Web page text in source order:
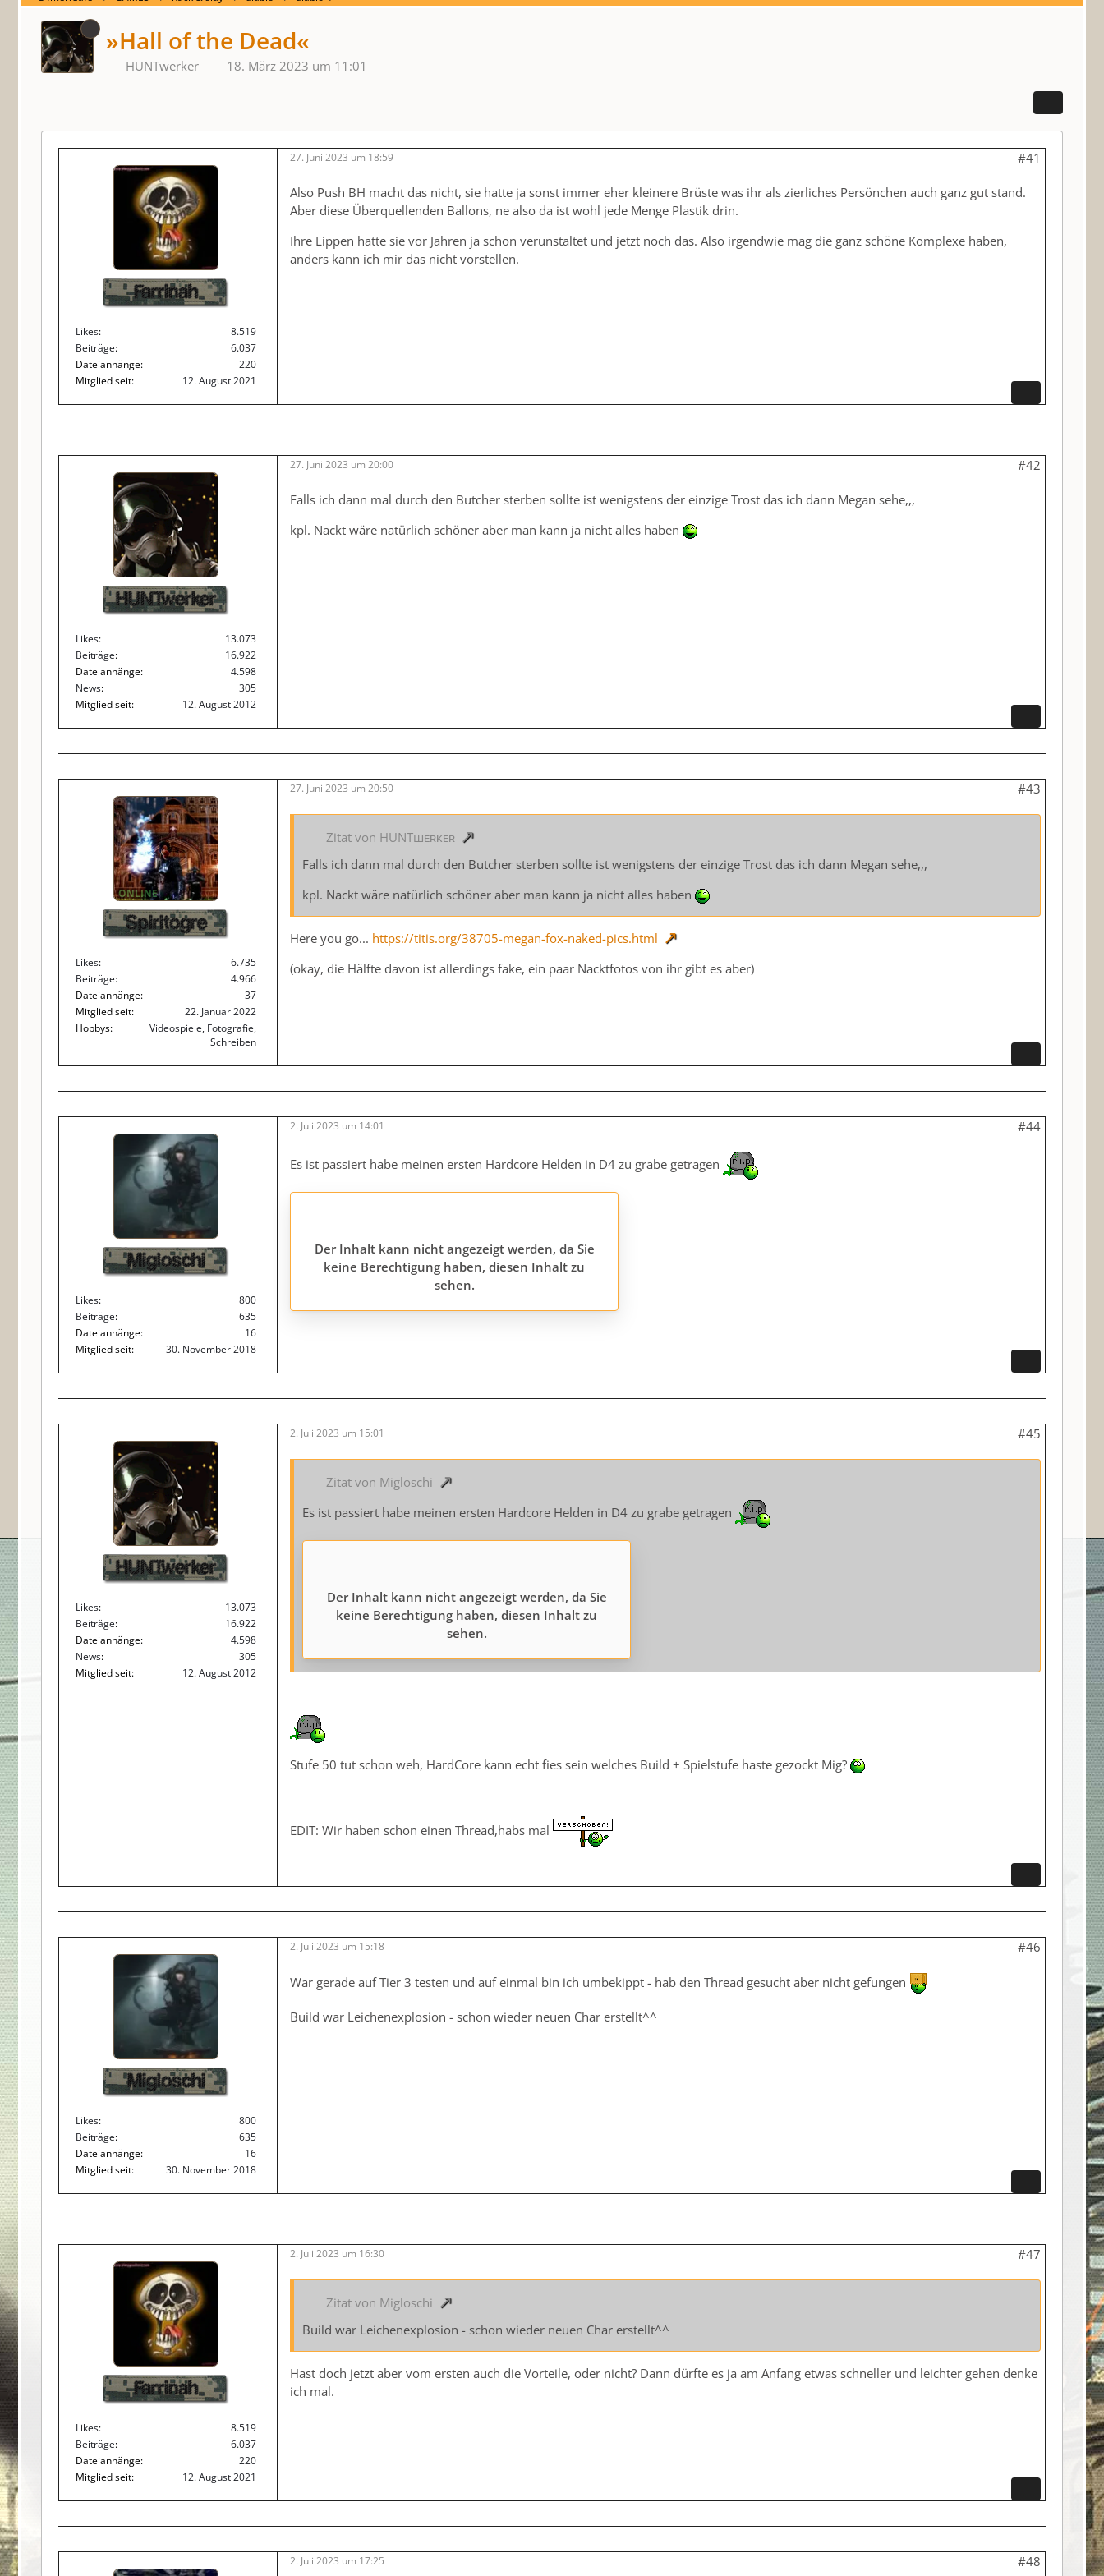
»Hall of the Dead«
HUNTwerker 18. März 2023 um 11:01
Farrinah
Likes
8.519
Beiträge
6.037
Dateianhänge
220
Mitglied seit
12. August 2021
27. Juni 2023 um 18:59 #41
Also Push BH macht das nicht, sie hatte ja sonst immer eher kleinere Brüste was ihr als zierliches Persönchen auch ganz gut stand.
Aber diese Überquellenden Ballons, ne also da ist wohl jede Menge Plastik drin.
Ihre Lippen hatte sie vor Jahren ja schon verunstaltet und jetzt noch das. Also irgendwie mag die ganz schöne Komplexe haben,
anders kann ich mir das nicht vorstellen.
HUNTwerker
Likes
13.073
Beiträge
16.922
Dateianhänge
4.598
News
305
Mitglied seit
12. August 2012
27. Juni 2023 um 20:00 #42
Falls ich dann mal durch den Butcher sterben sollte ist wenigstens der einzige Trost das ich dann Megan sehe,,,
kpl. Nackt wäre natürlich schöner aber man kann ja nicht alles haben
ONLINE
Spiritogre
Likes
6.735
Beiträge
4.966
Dateianhänge
37
Mitglied seit
22. Januar 2022
Hobbys
Videospiele, Fotografie,
Schreiben
27. Juni 2023 um 20:50 #43
Zitat von HUNTшᴇʀᴋᴇʀ
Falls ich dann mal durch den Butcher sterben sollte ist wenigstens der einzige Trost das ich dann Megan sehe,,,
kpl. Nackt wäre natürlich schöner aber man kann ja nicht alles haben
Here you go... https://titis.org/38705-megan-fox-naked-pics.html
(okay, die Hälfte davon ist allerdings fake, ein paar Nacktfotos von ihr gibt es aber)
Migloschi
Likes
800
Beiträge
635
Dateianhänge
16
Mitglied seit
30. November 2018
2. Juli 2023 um 14:01 #44
Es ist passiert habe meinen ersten Hardcore Helden in D4 zu grabe getragen
Der Inhalt kann nicht angezeigt werden, da Sie
keine Berechtigung haben, diesen Inhalt zu
sehen.
HUNTwerker
Likes
13.073
Beiträge
16.922
Dateianhänge
4.598
News
305
Mitglied seit
12. August 2012
2. Juli 2023 um 15:01 #45
Zitat von Migloschi
Es ist passiert habe meinen ersten Hardcore Helden in D4 zu grabe getragen
Der Inhalt kann nicht angezeigt werden, da Sie
keine Berechtigung haben, diesen Inhalt zu
sehen.
Stufe 50 tut schon weh, HardCore kann echt fies sein welches Build + Spielstufe haste gezockt Mig?
EDIT: Wir haben schon einen Thread,habs mal
Migloschi
Likes
800
Beiträge
635
Dateianhänge
16
Mitglied seit
30. November 2018
2. Juli 2023 um 15:18 #46
War gerade auf Tier 3 testen und auf einmal bin ich umbekippt - hab den Thread gesucht aber nicht gefungen
Build war Leichenexplosion - schon wieder neuen Char erstellt^^
Farrinah
Likes
8.519
Beiträge
6.037
Dateianhänge
220
Mitglied seit
12. August 2021
2. Juli 2023 um 16:30 #47
Zitat von Migloschi
Build war Leichenexplosion - schon wieder neuen Char erstellt^^
Hast doch jetzt aber vom ersten auch die Vorteile, oder nicht? Dann dürfte es ja am Anfang etwas schneller und leichter gehen denke
ich mal.
2. Juli 2023 um 17:25 #48